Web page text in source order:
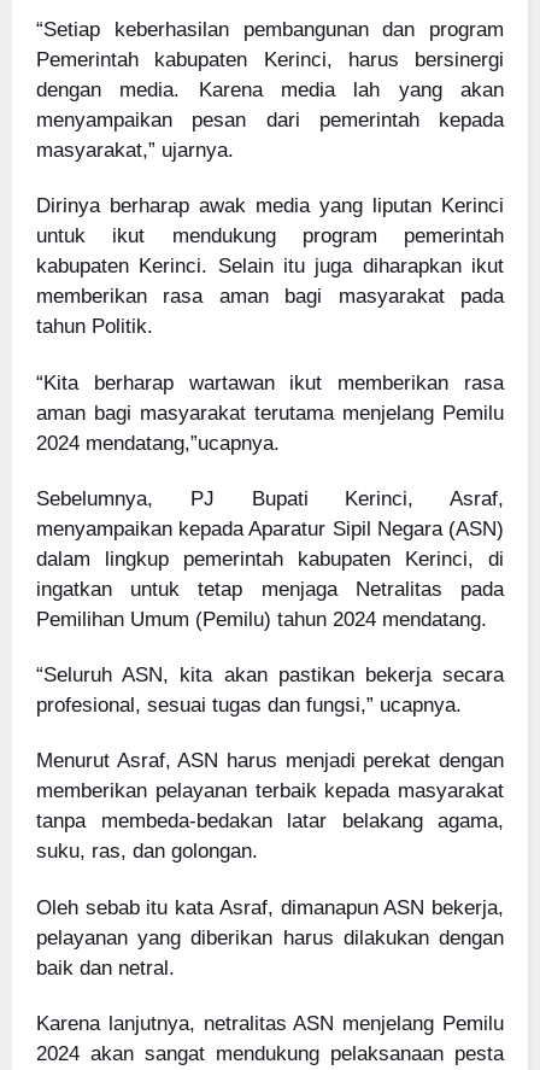
“Setiap keberhasilan pembangunan dan program
Pemerintah kabupaten Kerinci, harus bersinergi
dengan media. Karena media lah yang akan
menyampaikan pesan dari pemerintah kepada
masyarakat,” ujarnya.
Dirinya berharap awak media yang liputan Kerinci
untuk ikut mendukung program pemerintah
kabupaten Kerinci. Selain itu juga diharapkan ikut
memberikan rasa aman bagi masyarakat pada
tahun Politik.
“Kita berharap wartawan ikut memberikan rasa
aman bagi masyarakat terutama menjelang Pemilu
2024 mendatang,”ucapnya.
Sebelumnya, PJ Bupati Kerinci, Asraf,
menyampaikan kepada Aparatur Sipil Negara (ASN)
dalam lingkup pemerintah kabupaten Kerinci, di
ingatkan untuk tetap menjaga Netralitas pada
Pemilihan Umum (Pemilu) tahun 2024 mendatang.
“Seluruh ASN, kita akan pastikan bekerja secara
profesional, sesuai tugas dan fungsi,” ucapnya.
Menurut Asraf, ASN harus menjadi perekat dengan
memberikan pelayanan terbaik kepada masyarakat
tanpa membeda-bedakan latar belakang agama,
suku, ras, dan golongan.
Oleh sebab itu kata Asraf, dimanapun ASN bekerja,
pelayanan yang diberikan harus dilakukan dengan
baik dan netral.
Karena lanjutnya, netralitas ASN menjelang Pemilu
2024 akan sangat mendukung pelaksanaan pesta